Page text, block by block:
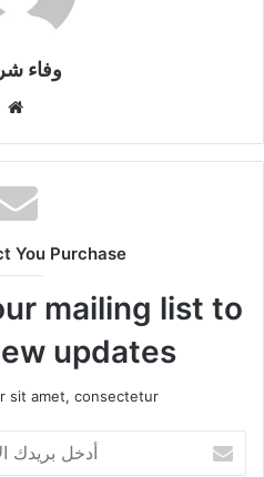
وفاء
You Purchase
mailing list to
updates!
sit amet, consectetur.
بريدك